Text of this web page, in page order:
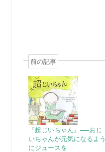
前の記事
『超じいちゃん』──おじ
いちゃんが元気になるよう
にジュースを